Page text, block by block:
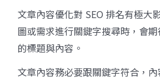
文章內容優化對 SEO 排名有極大
圖或需求進行關鍵字搜尋時，會
的標題與內容。
文章內容務必要跟關鍵字符合，內